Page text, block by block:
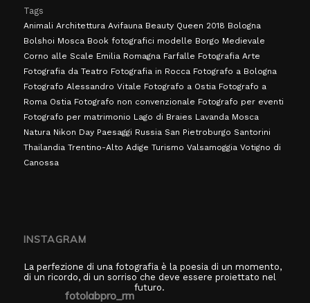
Tags
Animali Architettura Avifauna Beauty Queen 2018 Bologna
Bolshoi Mosca Book fotografici modelle Borgo Medievale
Corno alle Scale Emilia Romagna Farfalle Fotografia Arte
Fotografia da Teatro Fotografia in Rocca Fotografo a Bologna
Fotografo Alessandro Vitale Fotografo a Ostia Fotografo a
Roma Ostia Fotografo non convenzionale Fotografo per eventi
Fotografo per matrimonio Lago di Braies Lavanda Mosca
Natura Nikon Day Paesaggi Russia San Pietroburgo Santorini
Thailandia Trentino-Alto Adige Turismo Valsamoggia Votigno di
Canossa
INSTAGRAM
fotolabpro_rm
La perfezione di una fotografia è la poesia di un momento,
di un ricordo, di un sorriso che deve essere proiettato nel
futuro.